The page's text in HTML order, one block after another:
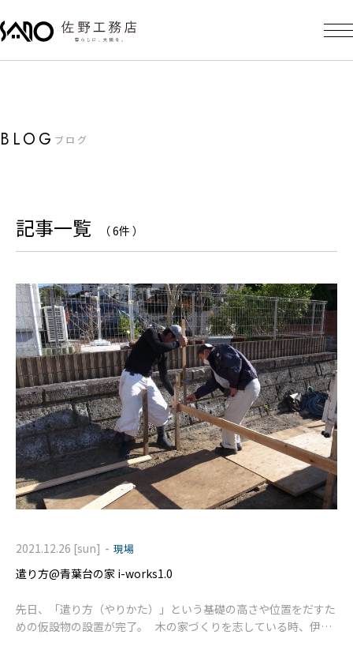
BLOG ブログ
記事一覧 （ 6件 ）
遣り方@青葉台の家 i-works1.0
2021.12.26 [sun] - 現場
先日、「遣り方（やりかた）」という基礎の高さや位置をだすた
めの仮設物の設置が完了。 木の家づくりを志している時、伊礼